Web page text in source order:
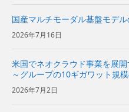
国産マルチモーダル基盤モデ
2026年7月16日
米国でネオクラウド事業を展
～グループの10ギガワット規
基に、米国の企業向けにネオ
2026年7月2日